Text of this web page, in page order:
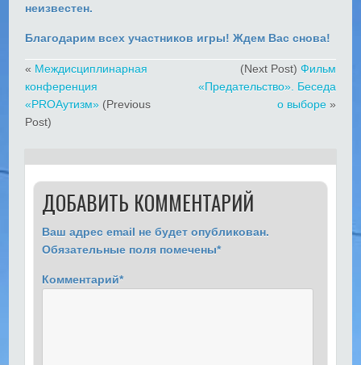
неизвестен.
Благодарим всех участников игры! Ждем Вас снова!
« Междисциплинарная
конференция
«PROАутизм» (Previous
Post)
(Next Post) Фильм
«Предательство». Беседа
о выборе»
ДОБАВИТЬ КОММЕНТАРИЙ
Ваш адрес email не будет опубликован.
Обязательные поля помечены*
Комментарий*